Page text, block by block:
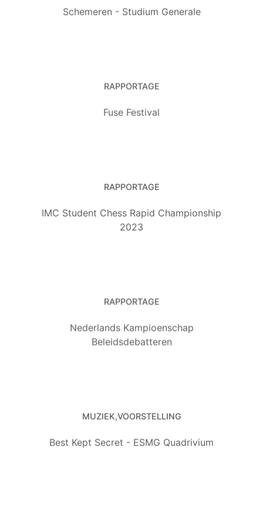
Schemeren - Studium Generale
RAPPORTAGE
Fuse Festival
RAPPORTAGE
IMC Student Chess Rapid Championship
2023
RAPPORTAGE
Nederlands Kampioenschap
Beleidsdebatteren
MUZIEK VOORSTELLING
Best Kept Secret - ESMG Quadrivium